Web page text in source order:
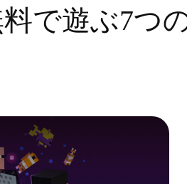
で遊ぶ7つ